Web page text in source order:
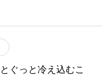
ぐっと冷え込むこ